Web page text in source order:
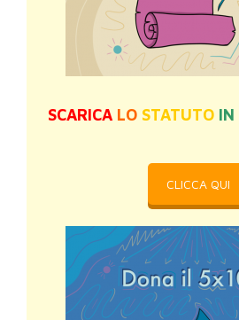
SCARICA LO STATUTO IN
CLICCA QUI